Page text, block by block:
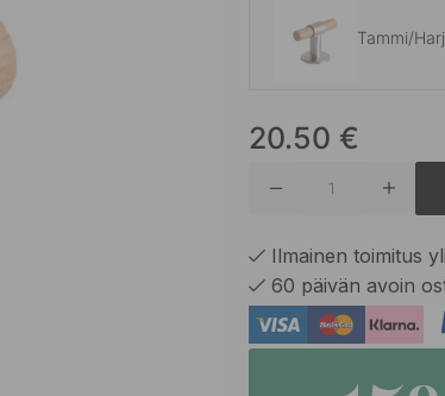
Tammi/
Harjattu
20.50 €
Ilmainen toimitus
60 päivän avoin